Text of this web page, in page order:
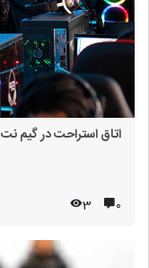
اتاق استراحت در گیم نت
۰ 3